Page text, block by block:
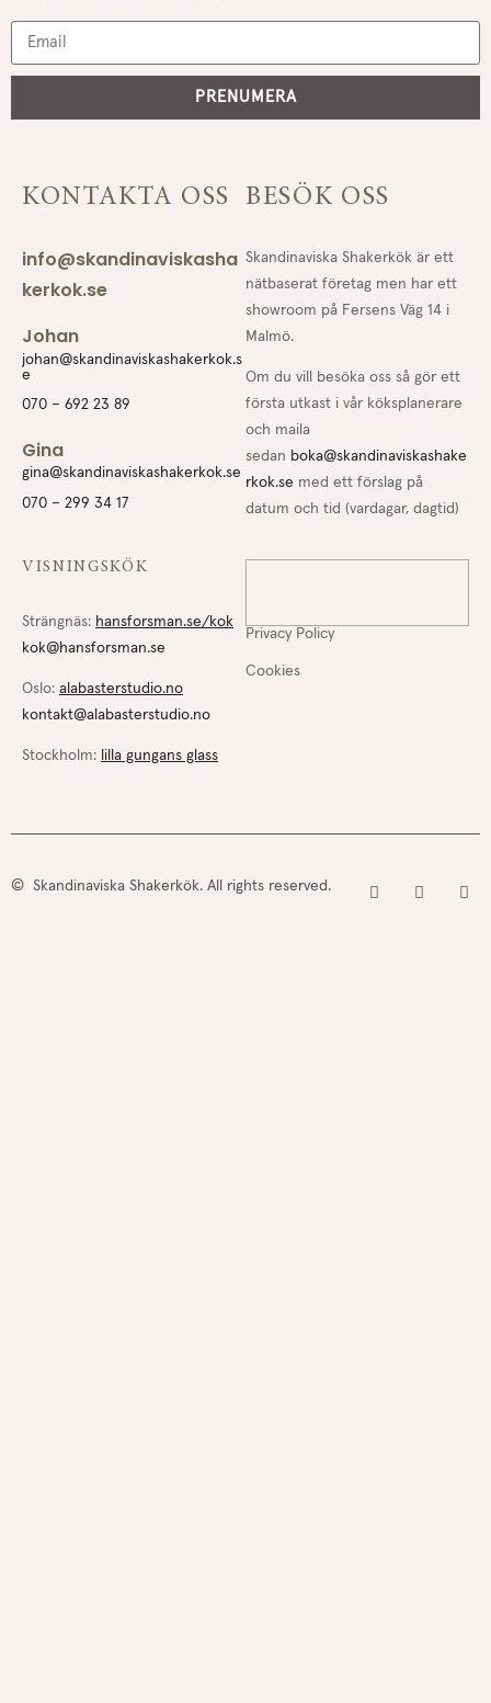
PRENUMERA
KONTAKTA OSS
info@skandinaviskasha
kerkok.se
Johan
johan@skandinaviskashakerkok.s
e
070 – 692 23 89
Gina
gina@skandinaviskashakerkok.se
070 – 299 34 17
BESÖK OSS
Skandinaviska Shakerkök är ett
nätbaserat företag men har ett
showroom på Fersens Väg 14 i
Malmö.
Om du vill besöka oss så gör ett
första utkast i vår köksplanerare
och maila
sedan boka@skandinaviskashake
rkok.se med ett förslag på
datum och tid (vardagar, dagtid)
VISNINGSKÖK
Strängnäs: hansforsman.se/kok
kok@hansforsman.se
Oslo: alabasterstudio.no
kontakt@alabasterstudio.no
Stockholm: lilla gungans glass
Privacy Policy
Cookies
© Skandinaviska Shakerkök. All rights reserved.